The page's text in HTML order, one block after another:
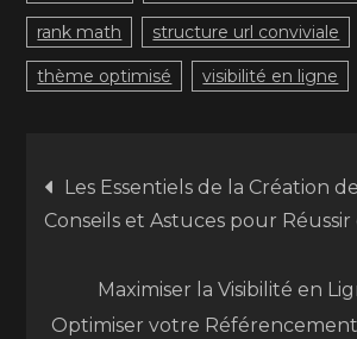
rank math structure url conviviale
thème optimisé visibilité en ligne
Navigation
de
l’article
Les Essentiels de la Création
Conseils et Astuces pour Réussir
Maximiser la Visibilité en
Optimiser votre